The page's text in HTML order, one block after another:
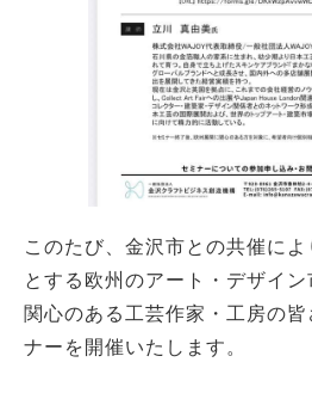
このたび、金沢市との共催に
とする欧州のアート・デザイ
関心のある工芸作家・工房の皆
ナーを開催いたします。